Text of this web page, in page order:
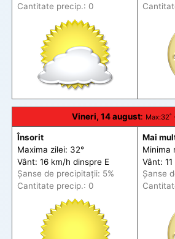
Cantitate precip.: 0
Vineri, 14 august: Max:32˚
Însorit
Maxima zilei: 32°
Vânt: 16 km/h dinspre E
Șanse de precipitații: 5%
Cantitate precip.: 0
Mai
Minima
Vânt:
Șanse